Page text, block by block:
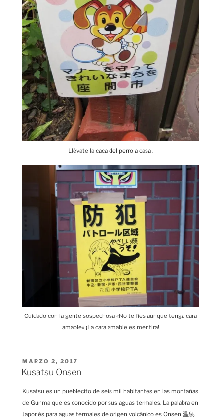
Llévate la caca del perro a casa.
Cuidado con la gente sospechosa «No te fíes aunque tenga cara
amable» ¡La cara amable es mentira!
PUBLICADO
EL
MARZO 2, 2017
Kusatsu Onsen
Kusatsu es un pueblecito de seis mil habitantes en las montañas
de Gunma que es conocido por sus aguas termales. La palabra en
Japonés para aguas termales de origen volcánico es Onsen 温泉.